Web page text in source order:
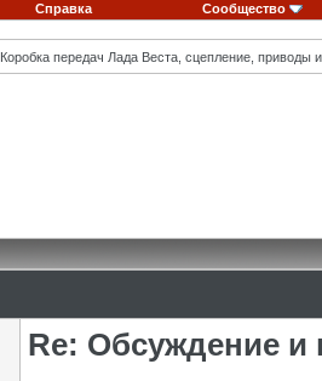
Справка Сообщество
Коробка передач Лада Веста, сцепление, приводы и
Re: Обсуждение